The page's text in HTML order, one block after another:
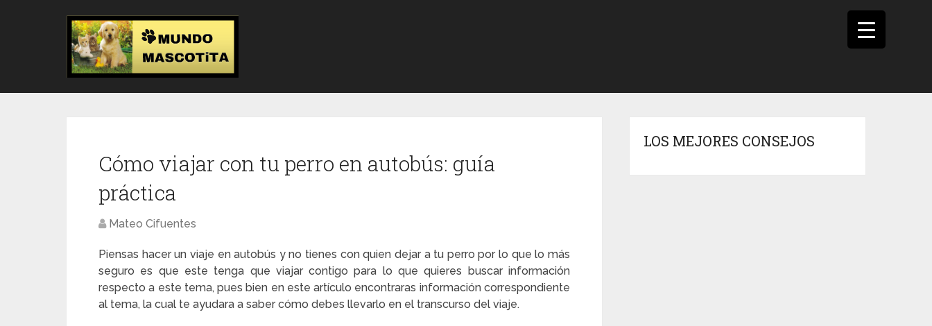
Cómo viajar con tu perro en autobús: guía
práctica
Mateo Cifuentes
Piensas hacer un viaje en autobús y no tienes con quien dejar a tu perro por lo que lo más
seguro es que este tenga que viajar contigo para lo que quieres buscar información
respecto a este tema, pues bien en este artículo encontraras información correspondiente
al tema, la cual te ayudara a saber cómo debes llevarlo en el transcurso del viaje.
LOS MEJORES CONSEJOS